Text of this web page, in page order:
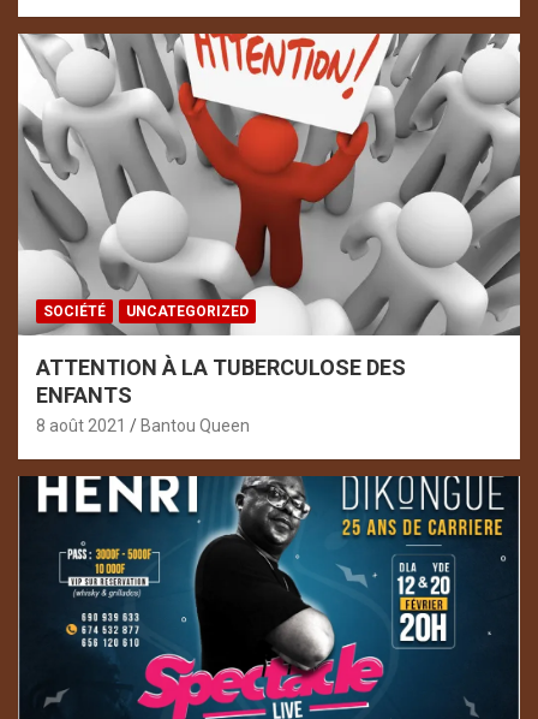
SOCIÉTÉ UNCATEGORIZED
ATTENTION À LA TUBERCULOSE DES
ENFANTS
8 août 2021 Bantou Queen